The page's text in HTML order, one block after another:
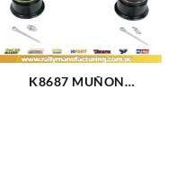
K8687 MUÑON